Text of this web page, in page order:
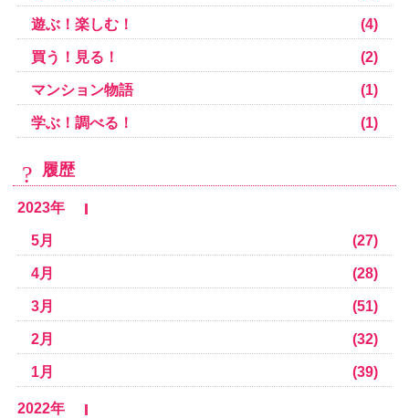
遊ぶ！楽しむ！ (4)
買う！見る！ (2)
マンション物語 (1)
学ぶ！調べる！ (1)
履歴
2023年
5月 (27)
4月 (28)
3月 (51)
2月 (32)
1月 (39)
2022年